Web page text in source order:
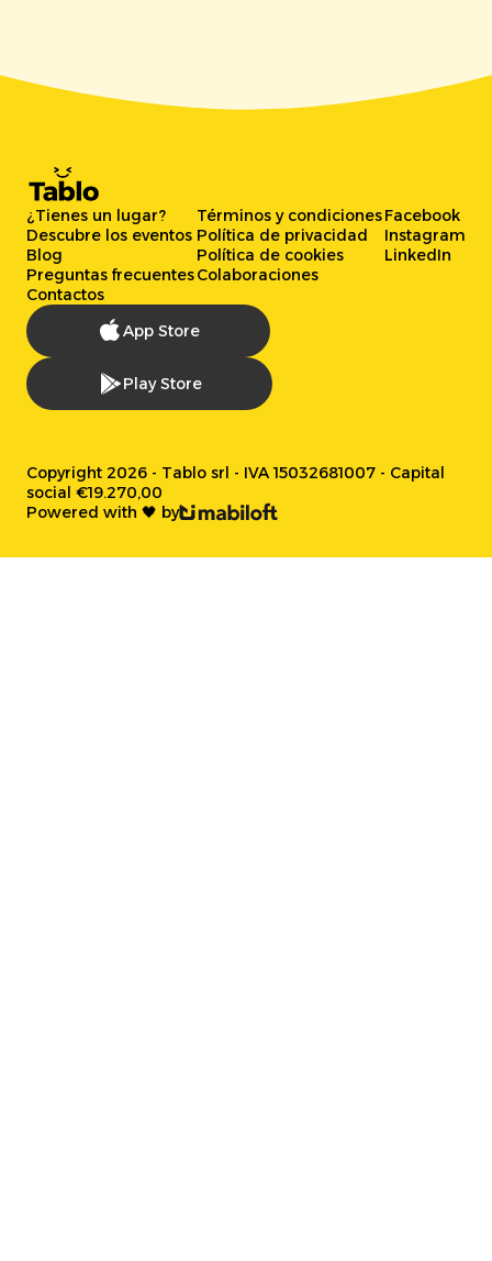
¿Tienes un lugar?
Descubre los eventos
Blog
Preguntas frecuentes
Contactos
Términos y condiciones
Política de privacidad
Política de cookies
Colaboraciones
Facebook
Instagram
LinkedIn
App Store
Play Store
Copyright 2026 - Tablo srl - IVA 15032681007 - Capital
social €19.270,00
Powered with 🖤 by